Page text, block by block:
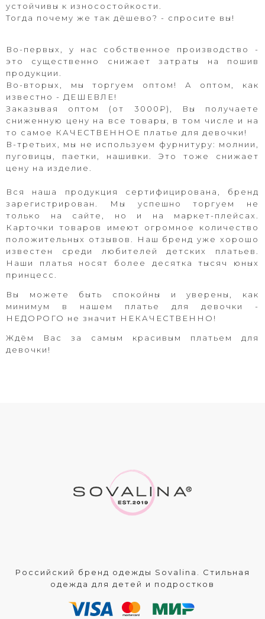
устойчивы к износостойкости.
Тогда почему же так дёшево? - спросите вы!
Во-первых, у нас собственное производство -
это существенно снижает затраты на пошив
продукции.
Во-вторых, мы торгуем оптом! А оптом, как
известно - ДЕШЕВЛЕ!
Заказывая оптом (от 3000₽), Вы получаете
сниженную цену на все товары, в том числе и на
то самое КАЧЕСТВЕННОЕ платье для девочки!
В-третьих, мы не используем фурнитуру: молнии,
пуговицы, паетки, нашивки. Это тоже снижает
цену на изделие.
Вся наша продукция сертифицирована, бренд
зарегистрирован.
Мы успешно торгуем не
только на сайте, но и на маркет-плейсах.
К арточки товаров имеют огромное количество
положительных отзывов. Наш бренд уже хорошо
известен среди любителей детских платьев.
Наши платья носят более десятка тысяч юных
принцесс.
Вы можете быть спокойны и уверены, как
минимум в нашем платье для девочки -
НЕДОРОГО не значит НЕКАЧЕСТВЕННО!
Ждём Вас за самым красивым платьем для
девочки!
Российский бренд одежды Sovalina. Стильная
одежда для детей и подростков